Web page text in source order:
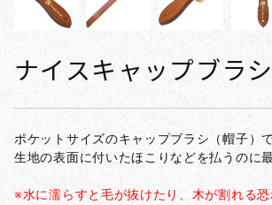
ナイスキャップブラ
ポケットサイズのキャップブラシ（帽子）で
生地の表面に付いたほこりなどを払うのに最
※水に濡らすと毛が抜けたり、木が割れる